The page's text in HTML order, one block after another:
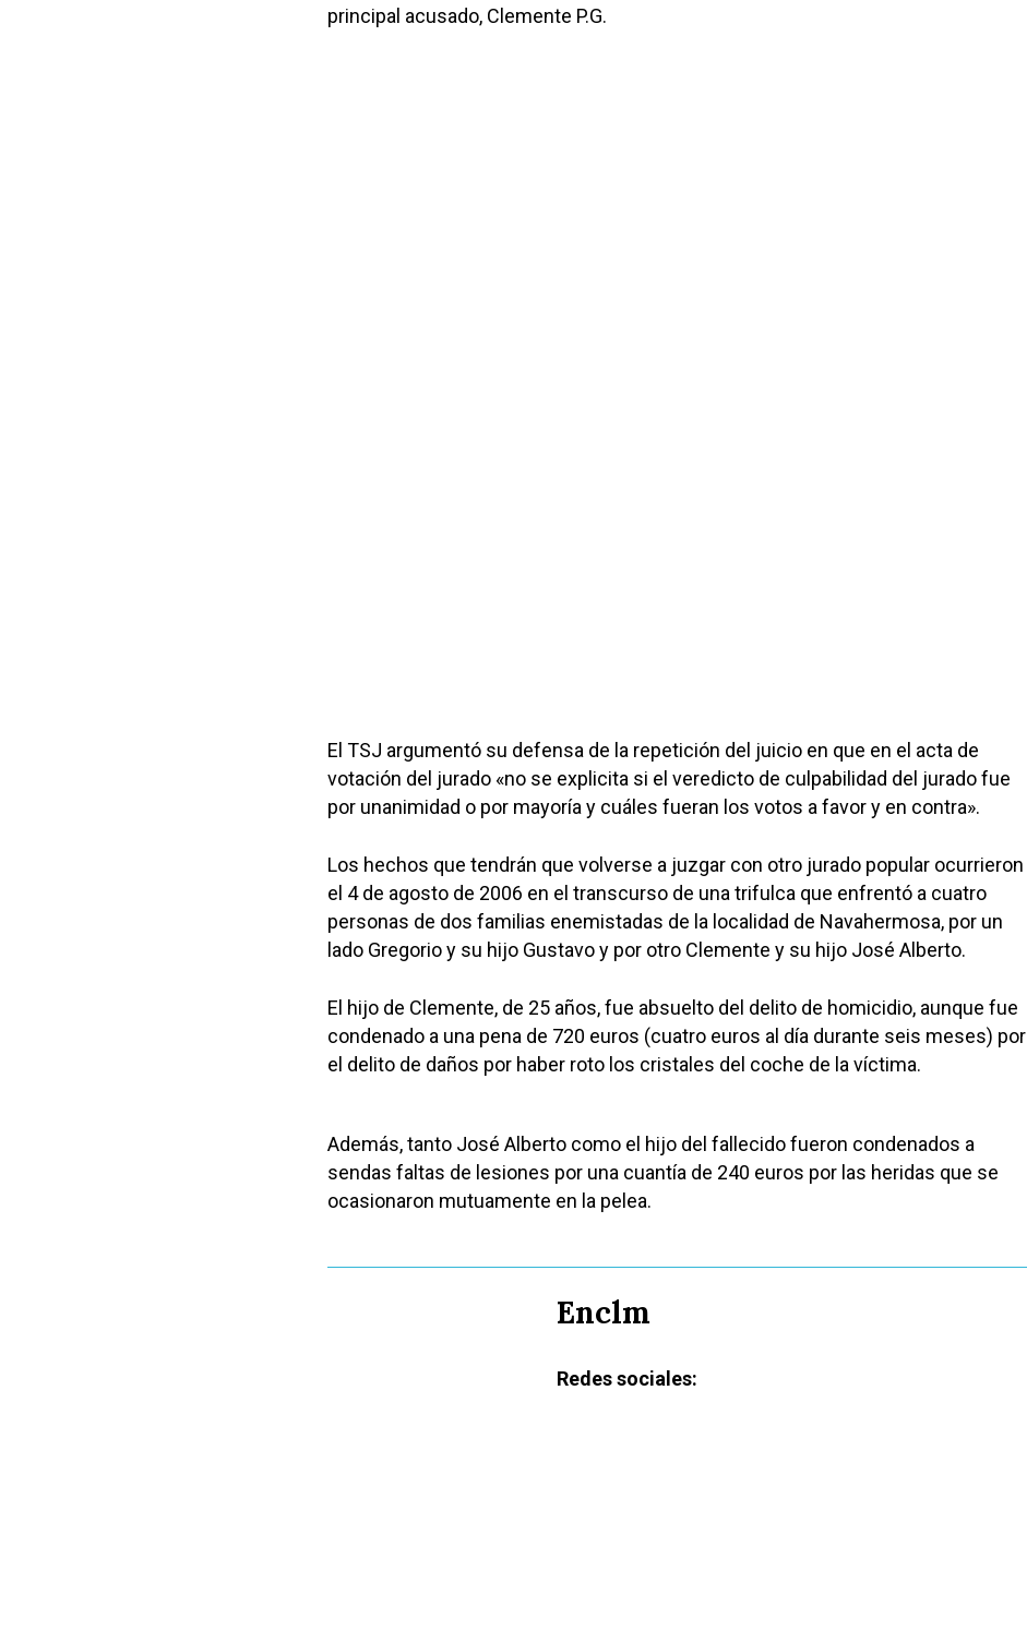
principal acusado, Clemente P.G.
El TSJ argumentó su defensa de la repetición del juicio en que en el acta de
votación del jurado «no se explicita si el veredicto de culpabilidad del jurado fue
por unanimidad o por mayoría y cuáles fueran los votos a favor y en contra».
Los hechos que tendrán que volverse a juzgar con otro jurado popular ocurrieron
el 4 de agosto de 2006 en el transcurso de una trifulca que enfrentó a cuatro
personas de dos familias enemistadas de la localidad de Navahermosa, por un
lado Gregorio y su hijo Gustavo y por otro Clemente y su hijo José Alberto.
El hijo de Clemente, de 25 años, fue absuelto del delito de homicidio, aunque fue
condenado a una pena de 720 euros (cuatro euros al día durante seis meses) por
el delito de daños por haber roto los cristales del coche de la víctima.
Además, tanto José Alberto como el hijo del fallecido fueron condenados a
sendas faltas de lesiones por una cuantía de 240 euros por las heridas que se
ocasionaron mutuamente en la pelea.
Enclm
Redes sociales: